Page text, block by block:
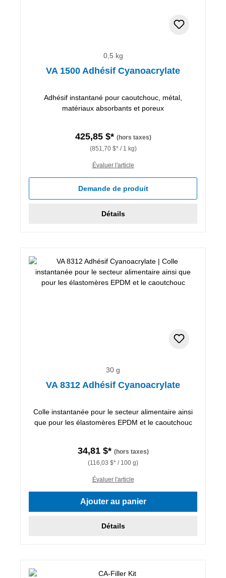
0,5 kg
VA 1500 Adhésif Cyanoacrylate
Adhésif instantané pour caoutchouc, métal,
matériaux absorbants et poreux
425,85 $* (hors taxes)
(851,70 $* / 1 kg)
Évaluer l'article
Demande de produit
Détails
30 g
VA 8312 Adhésif Cyanoacrylate
Colle instantanée pour le secteur alimentaire ainsi
que pour les élastomères EPDM et le caoutchouc
34,81 $* (hors taxes)
(116,03 $* / 100 g)
Évaluer l'article
Ajouter au panier
Détails